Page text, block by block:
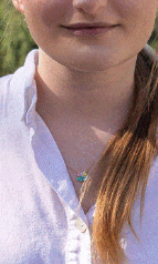
Cronaca 4
Un anno fa
Gianni,
processo, lo
Articolo precedente